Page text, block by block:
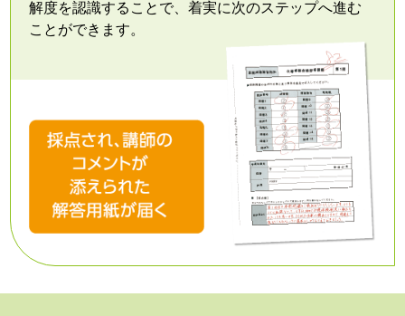
解度を認識することで、着実に次のステップへ進む
ことができます。